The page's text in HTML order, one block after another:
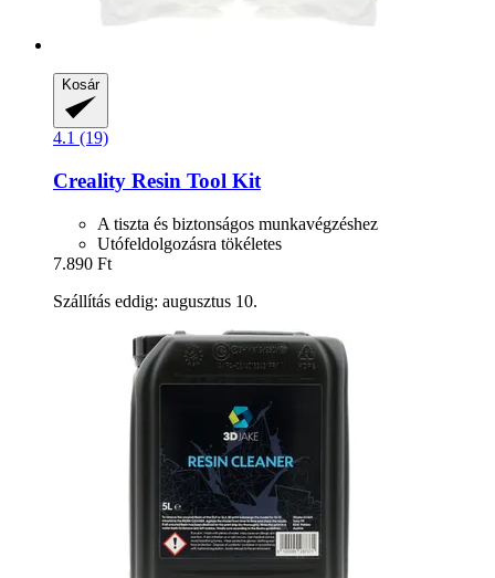
Kosár
4.1 (19)
Creality Resin Tool Kit
A tiszta és biztonságos munkavégzéshez
Utófeldolgozásra tökéletes
7.890 Ft
Szállítás eddig: augusztus 10.